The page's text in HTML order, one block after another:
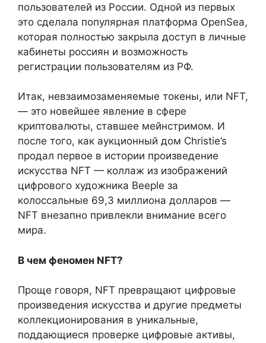
пользователей из России. Одной из первых
это сделала популярная платформа OpenSea,
которая полностью закрыла доступ в личные
кабинеты россиян и возможность
регистрации пользователям из РФ.
Итак, невзаимозаменяемые токены, или NFT,
— это новейшее явление в сфере
криптовалюты, ставшее мейнстримом. И
после того, как аукционный дом Christie’s
продал первое в истории произведение
искусства NFT — коллаж из изображений
цифрового художника Beeple за
колоссальные 69,3 миллиона долларов —
NFT внезапно привлекли внимание всего
мира.
В чем феномен NFT?
Проще говоря, NFT превращают цифровые
произведения искусства и другие предметы
коллекционирования в уникальные,
поддающиеся проверке цифровые активы,